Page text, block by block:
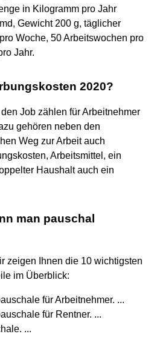
in Kilogramm pro Jahr
Gewicht 200 g, täglicher
Woche, 50 Arbeitswochen pro
Jahr.
2020?
Job zählen für Arbeitnehmer
gehören neben den
Weg zur Arbeit auch
Arbeitsmittel, ein
Haushalt auch ein
man pauschal
zeigen Ihnen die 10 wichtigsten
im Überblick:
für Arbeitnehmer. ...
für Rentner. ...
...